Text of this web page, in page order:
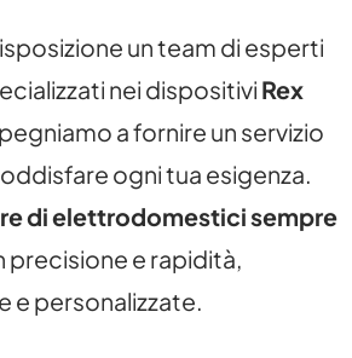
un team di esperti
nei dispositivi Rex
a fornire un servizio
ogni tua esigenza.
di elettrodomestici sempre
precisione e rapidità,
e personalizzate.